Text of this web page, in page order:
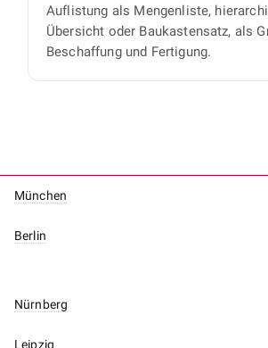
Auflistung als Mengenliste,
Übersicht oder Baukastensatz, als
Beschaffung und Fertigung.
München
Berlin
Nürnberg
Leipzig